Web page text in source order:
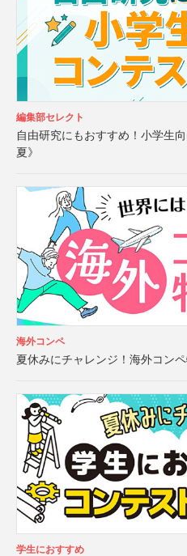
編集部セレクト
自由研究にもおすすめ！小学生
夏》
海外コンペ
夏休みにチャレンジ！海外コン
学生におすすめ